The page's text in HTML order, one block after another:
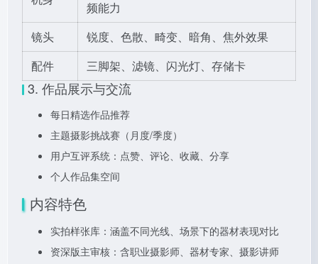
频能力
镜头
锐度、色散、畸变、暗角、焦外效果
配件
三脚架、滤镜、闪光灯、存储卡
3. 作品展示与交流
每日精选作品推荐
主题摄影挑战赛（月度/季度）
用户互评系统：点赞、评论、收藏、分享
个人作品集空间
内容特色
实拍样张库：涵盖不同光线、场景下的器材表现对比
资深版主审核：含职业摄影师、器材专家、摄影讲师